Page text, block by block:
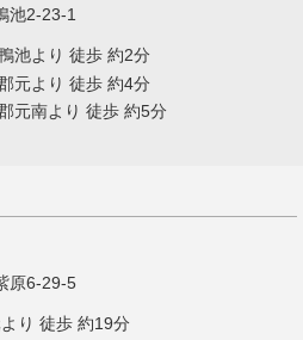
池2-23-1
池より 徒歩 約2分
元より 徒歩 約4分
元南より 徒歩 約5分
原6-29-5
り 徒歩 約19分